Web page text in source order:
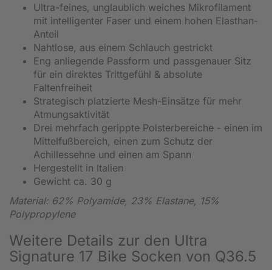
Ultra-feines, unglaublich weiches Mikrofilament
mit intelligenter Faser und einem hohen Elasthan-
Anteil
Nahtlose, aus einem Schlauch gestrickt
Eng anliegende Passform und passgenauer Sitz
für ein direktes Trittgefühl & absolute
Faltenfreiheit
Strategisch platzierte Mesh-Einsätze für mehr
Atmungsaktivität
Drei mehrfach gerippte Polsterbereiche - einen im
Mittelfußbereich, einen zum Schutz der
Achillessehne und einen am Spann
Hergestellt in Italien
Gewicht ca. 30 g
Material: 62% Polyamide, 23% Elastane, 15%
Polypropylene
Weitere Details zur den Ultra
Signature 17 Bike Socken von Q36.5